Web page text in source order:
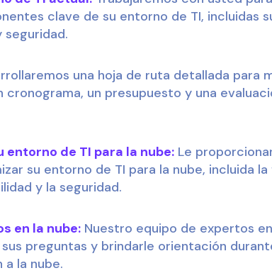
clave de su entorno de TI, incluidas
una hoja de ruta detallada para
cronograma, un presupuesto y una
entorno de TI para la nube: Le
su entorno de TI para la nube, incluida la
y la seguridad.
en la nube: Nuestro equipo de expertos
preguntas y brindarle orientación
la nube.